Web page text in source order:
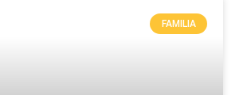
FAMILIA